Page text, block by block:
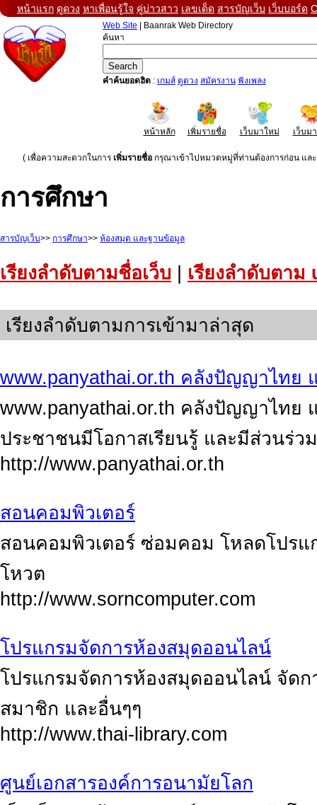
หน้าแรก ดูดวง หาเพื่อนรู้ใจ คู่บ่าวสาว เลขเด็ด สารบัญเว็บ เว็บบอร์ด
Web Site | Baanrak Web Directory
ค้นหา
คำค้นยอดฮิต : เกมส์ ดูดวง สมัครงาน ฟังเพลง
หน้าหลัก เพิ่มรายชื่อ เว็บมาใหม่ เว็บม
( เพื่อความสะดวกในการ เพิ่มรายชื่อ กรุณาเข้าไปหมวดหมู่ที่ท่านต้องการก่อน แล
การศึกษา
สารบัญเว็บ>> การศึกษา>> ห้องสมุด และฐานข้อมูล
เรียงลำดับตามชื่อเว็บ เรียงลำดับตาม
เรียงลำดับตามการเข้ามาล่าสุด
www.panyathai.or.th คลังปัญญาไทย
www.panyathai.or.th คลังปัญญาไทย
ประชาชนมีโอกาสเรียนรู้ และมีส่วนร่
http://www.panyathai.or.th
สอนคอมพิวเตอร์
สอนคอมพิวเตอร์ ซ่อมคอม โหลดโปร
โหวต
http://www.sorncomputer.com
โปรแกรมจัดการห้องสมุดออนไลน์
โปรแกรมจัดการห้องสมุดออนไลน์ จัด
สมาชิก และอื่นๆๆ
http://www.thai-library.com
ศูนย์เอกสารองค์การอนามัยโลก